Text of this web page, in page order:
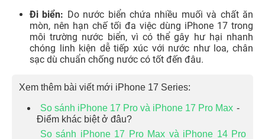
Đi biển: Do nước biển chứa nhiều muối và chất ăn
mòn, nên hạn chế tối đa việc dùng iPhone 17 trong
môi trường nước biển, vì có thể gây hư hại nhanh
chóng linh kiện dễ tiếp xúc với nước như loa, chân
sạc dù chuẩn chống nước có tốt đến đâu.
Xem thêm bài viết mới iPhone 17 Series:
So sánh iPhone 17 Pro và iPhone 17 Pro Max -
Điểm khác biệt ở đâu?
So sánh iPhone 17 Pro Max và iPhone 14 Pro